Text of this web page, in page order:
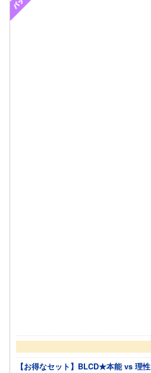
【お得なセット】BLCD★本能 vs 理